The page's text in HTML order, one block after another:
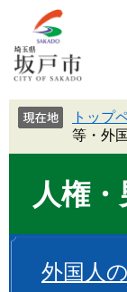
トップ
等・外
人権
外国人